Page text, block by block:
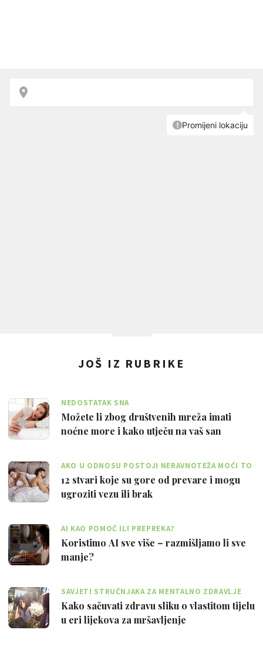
JOŠ IZ RUBRIKE
NEDOSTATAK SNA
Možete li zbog društvenih mreža imati
noćne more i kako utječu na vaš san
AKO U ODNOSU POSTOJI NERAVNOTEŽA MOĆI TO
JE VELIKI PROBLEM
12 stvari koje su gore od prevare i mogu
ugroziti vezu ili brak
AI KAO POMOĆ ILI PREPREKA?
Koristimo AI sve više – razmišljamo li sve
manje?
SAVJETI STRUČNJAKA ZA MENTALNO ZDRAVLJE
Kako sačuvati zdravu sliku o vlastitom tijelu
u eri lijekova za mršavljenje